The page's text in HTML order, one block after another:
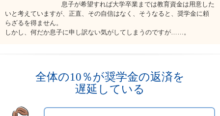
お問い合わせ
法人・行政機関の方へ
息子が希望すれば大学卒業までは教育資金は用意した
いと考えていますが、正直、その自信はなく、そうなると、奨学金に頼
らざるを得ません。
しかし、何だか息子に申し訳ない気がしてしまうのですが……。
全体の10％が奨学金の返済を
遅延している